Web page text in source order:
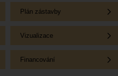
Plán zástavby
Vizualizace
Financování